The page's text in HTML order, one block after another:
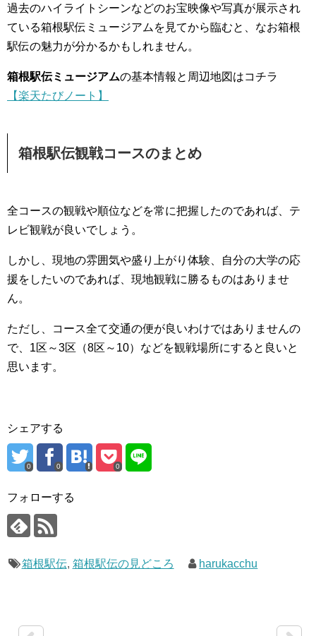
過去のハイライトシーンなどのお宝映像や写真が展示され
ている箱根駅伝ミュージアムを見てから臨むと、なお箱根
駅伝の魅力が分かるかもしれません。
箱根駅伝ミュージアムの基本情報と周辺地図はコチラ
【楽天たびノート】
箱根駅伝観戦コースのまとめ
全コースの観戦や順位などを常に把握したのであれば、テ
レビ観戦が良いでしょう。
しかし、現地の雰囲気や盛り上がり体験、自分の大学の応
援をしたいのであれば、現地観戦に勝るものはありませ
ん。
ただし、コース全て交通の便が良いわけではありませんの
で、1区～3区（8区～10）などを観戦場所にすると良いと
思います。
シェアする
0 0 0
フォローする
箱根駅伝, 箱根駅伝の見どころ harukacchu